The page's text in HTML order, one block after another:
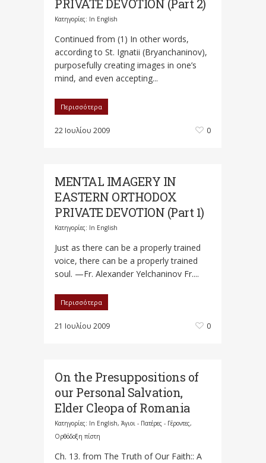
PRIVATE DEVOTION (Part 2)
Κατηγορίες: In English
Continued from (1) In other words,
according to St. Ignatii (Bryanchaninov),
purposefully creating images in one’s
mind, and even accepting...
Περισσότερα
22 Ιουλίου 2009 0
MENTAL IMAGERY IN
EASTERN ORTHODOX
PRIVATE DEVOTION (Part 1)
Κατηγορίες: In English
Just as there can be a properly trained
voice, there can be a properly trained
soul. —Fr. Alexander Yelchaninov Fr....
Περισσότερα
21 Ιουλίου 2009 0
On the Presuppositions of
our Personal Salvation,
Elder Cleopa of Romania
Κατηγορίες: In English, Άγιοι - Πατέρες - Γέροντες,
Ορθόδοξη πίστη
Ch. 13. from The Truth of Our Faith:: A